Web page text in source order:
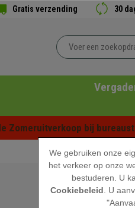
Gratis verzending 30
Zomeruitverkoop bij
We gebruiken onze
het verkeer op onze
bestuderen. U
Cookiebeleid . U